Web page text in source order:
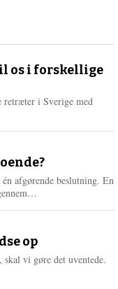
os i forskellige
retræter i Sverige med
afgørende beslutning. En
e
e
op
vi gøre det uventede.